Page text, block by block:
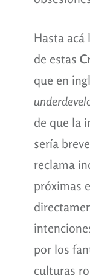
Hasta acá
de estas
que en
de que la
sería
reclama
próximas
por los
culturas